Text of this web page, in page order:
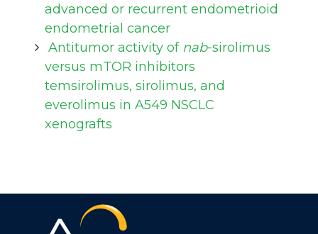
advanced or recurrent endometrioid
endometrial cancer
Antitumor activity of nab-sirolimus
versus mTOR inhibitors
temsirolimus, sirolimus, and
everolimus in A549 NSCLC
xenografts